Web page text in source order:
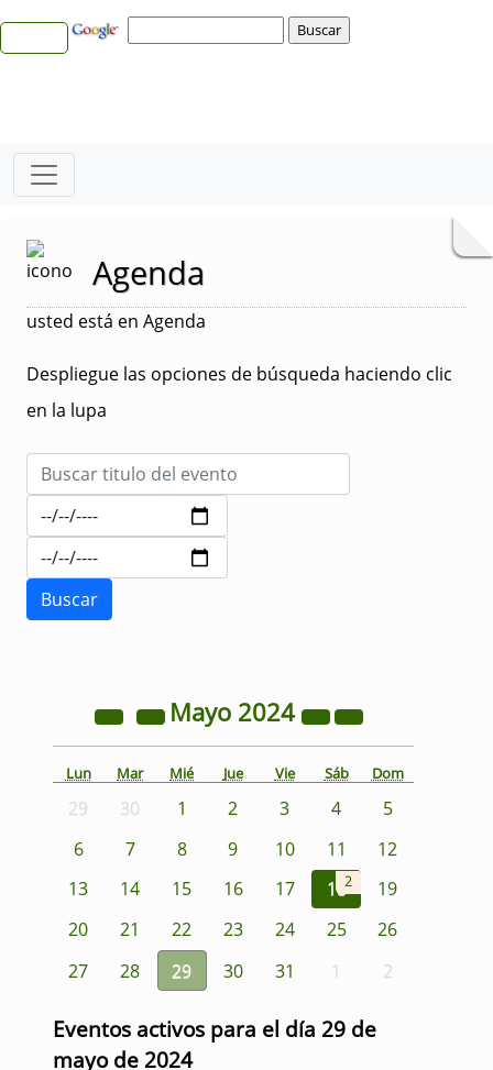
Agenda
usted está en Agenda
Despliegue las opciones de búsqueda haciendo clic
en la lupa
Mayo 2024
Lun Mar Mié Jue Vie Sáb Dom
29 30 1 2 3 4
5
6
7 8 9 10 11
12
13
14 15 16 17 182
19
20
21 22 23 24 25
26
27
28 29 30 31 1 2
Eventos activos para el día 29 de
mayo de 2024